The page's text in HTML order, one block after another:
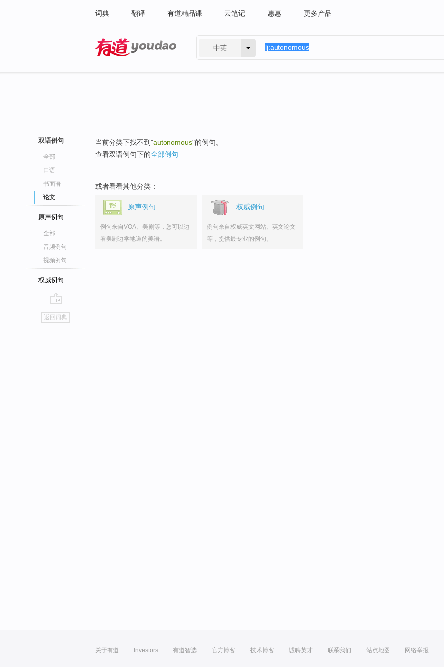
词典 翻译 有道精品课 云笔记 惠惠 更多产品
中英
双语例句
全部
口语
书面语
论文
原声例句
全部
音频例句
视频例句
权威例句
go
top
返回词典
当前分类下找不到"autonomous"的例句。
查看双语例句下的全部例句
或者看看其他分类：
原声例句
例句来自VOA、美剧等，您可以边
看美剧边学地道的美语。
权威例句
例句来自权威英文网站、英文论文
等，提供最专业的例句。
关于有道 Investors 有道智选 官方博客 技术博客 诚聘英才 联系我们 站点地图 网络举报